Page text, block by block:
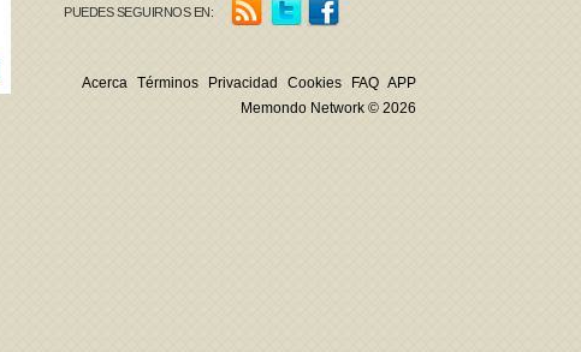
PUEDES SEGUIRNOS EN:
Acerca Términos Privacidad Cookies FAQ APP
Memondo Network © 2026